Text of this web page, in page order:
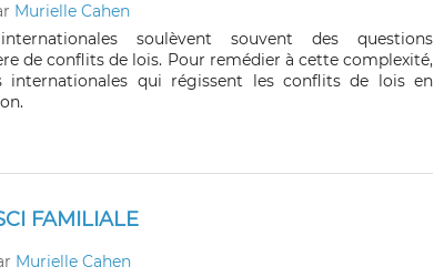
Murielle Cahen
soulèvent souvent des questions
de conflits de lois. Pour remédier à cette complexité,
internationales qui régissent les conflits de lois en
FAMILIALE
Murielle Cahen